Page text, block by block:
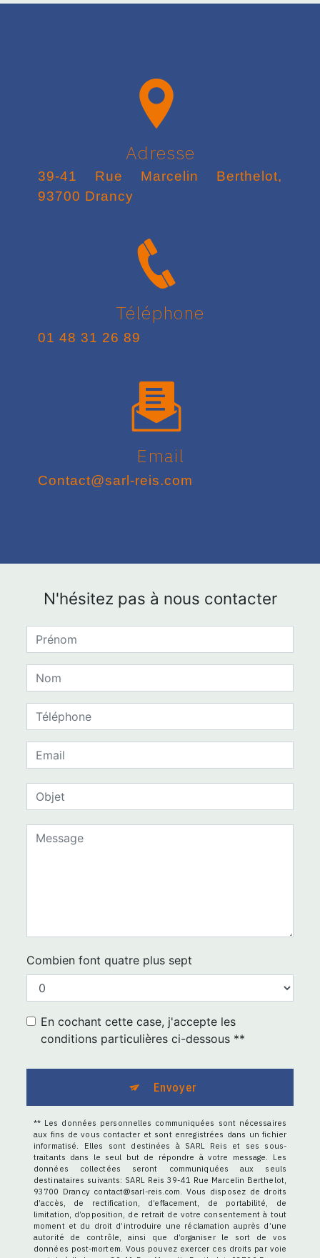
Adresse
39-41 Rue Marcelin Berthelot,
93700 Drancy
Téléphone
01 48 31 26 89
Email
contact@sarl-reis.com
N'hésitez pas à nous contacter
Combien font quatre plus sept
En cochant cette case, j'accepte les
conditions particulières ci-dessous **
Envoyer
** Les données personnelles communiquées sont nécessaires
aux fins de vous contacter et sont enregistrées dans un fichier
informatisé. Elles sont destinées à SARL Reis et ses sous-
traitants dans le seul but de répondre à votre message. Les
données collectées seront communiquées aux seuls
destinataires suivants: SARL Reis 39-41 Rue Marcelin Berthelot,
93700 Drancy contact@sarl-reis.com. Vous disposez de droits
d’accès, de rectification, d’effacement, de portabilité, de
limitation, d’opposition, de retrait de votre consentement à tout
moment et du droit d’introduire une réclamation auprès d’une
autorité de contrôle, ainsi que d’organiser le sort de vos
données post-mortem. Vous pouvez exercer ces droits par voie